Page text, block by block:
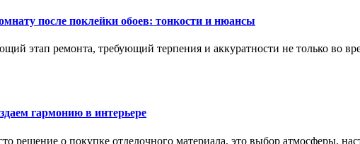
после поклейки обоев: тонкости и нюансы
этап ремонта, требующий терпения и аккуратности не только во
гармонию в интерьере
решение о покупке отделочного материала, это выбор атмосферы,